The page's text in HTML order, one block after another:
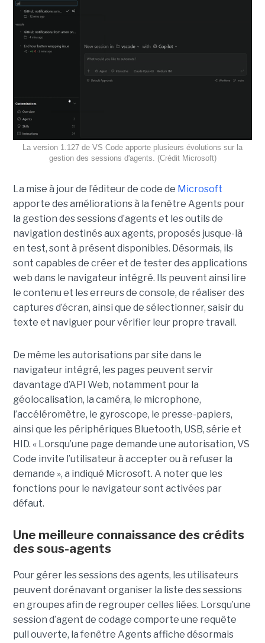
La version 1.127 de VS Code apporte plusieurs évolutions sur la
gestion des sessions d'agents. (Crédit Microsoft)
La mise à jour de l’éditeur de code de Microsoft
apporte des améliorations à la fenêtre Agents pour
la gestion des sessions d’agents et les outils de
navigation destinés aux agents, proposés jusque-là
en test, sont à présent disponibles. Désormais, ils
sont capables de créer et de tester des applications
web dans le navigateur intégré. Ils peuvent ainsi lire
le contenu et les erreurs de console, de réaliser des
captures d’écran, ainsi que de sélectionner, saisir du
texte et naviguer pour vérifier leur propre travail.
De même les autorisations par site dans le
navigateur intégré, les pages peuvent servir
davantage d’API Web, notamment pour la
géolocalisation, la caméra, le microphone,
l’accéléromètre, le gyroscope, le presse-papiers,
ainsi que les périphériques Bluetooth, USB, série et
HID. « Lorsqu’une page demande une autorisation, VS
Code invite l’utilisateur à accepter ou à refuser la
demande », a indiqué Microsoft. A noter que les
fonctions pour le navigateur sont activées par
défaut.
Une meilleure connaissance des crédits
des sous-agents
Pour gérer les sessions des agents, les utilisateurs
peuvent dorénavant organiser la liste des sessions
en groupes afin de regrouper celles liées. Lorsqu’une
session d’agent de codage comporte une requête
pull ouverte, la fenêtre Agents affiche désormais